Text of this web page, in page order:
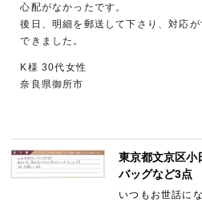
心配がなかったです。
後日、明細を郵送して下さり、対応
できました。
K様 30代女性
奈良県御所市
東京都文京区小
バッグなど3点
いつもお世話に